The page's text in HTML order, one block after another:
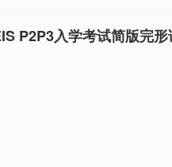
P2P3入学考试简版完